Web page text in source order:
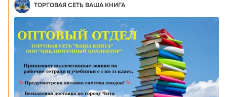
ТОРГОВАЯ СЕТЬ ВАША КНИГА